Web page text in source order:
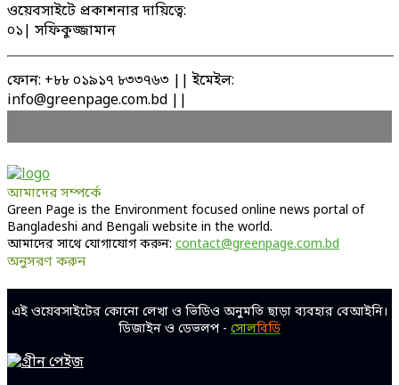
ওয়েবসাইটে প্রকাশনার দায়িত্বে:
০১| সফিকুজ্জামান
ফোন: +৮৮ ০১৯১৭ ৮৩৩৭৬৩ || ইমেইল:
info@greenpage.com.bd ||
আমাদের সম্পর্কে
Green Page is the Environment focused online news portal of
Bangladeshi and Bengali website in the world.
আমাদের সাথে যোগাযোগ করুন: contact@greenpage.com.bd
অনুসরণ করুন
এই ওয়েবসাইটের কোনো লেখা ও ভিডিও অনুমতি ছাড়া ব্যবহার বেআইনি।
ডিজাইন ও ডেভলপ - সোলবিডি